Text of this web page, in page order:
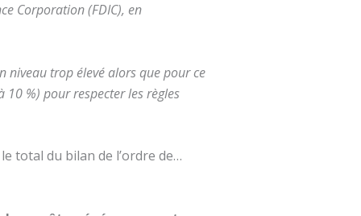
Corporation (FDIC), en
niveau trop élevé alors que pour ce
%) pour respecter les règles
total du bilan de l’ordre de…